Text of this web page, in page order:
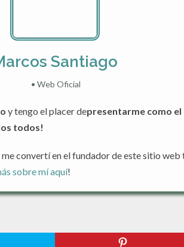
Santiago
• Web Oficial
y tengo el placer depresentarme como
todos!
convertí en el fundador de este sitio
sobre mí aquí!